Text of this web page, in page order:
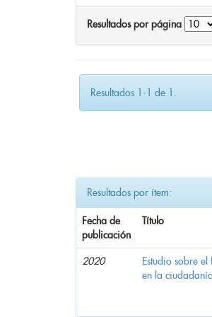
Resultados por página
Resultados 1-1 de 1.
Resultados por ítem:
Fecha de
publicación
Título
2020
Estudio sobre
en la ciudadanía